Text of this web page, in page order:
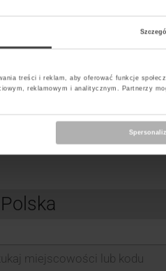
treści i reklam, aby oferować funkcje
reklamowym i analitycznym. Partnerzy